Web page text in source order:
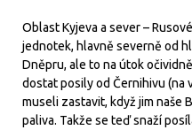
Oblast Kyjeva a sever –
jednotek, hlavně severně od
Dněpru, ale to na útok
dostat posily od Černihivu (na
museli zastavit, když jim naše
paliva. Takže se teď snaží